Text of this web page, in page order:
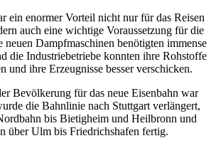
ein enormer Vorteil nicht nur für das Reisen
auch eine wichtige Voraussetzung für die
Dampfmaschinen benötigten immense
die Industriebetriebe konnten ihre Rohstoffe
und ihre Erzeugnisse besser verschicken.
Bevölkerung für das neue Eisenbahn war
die Bahnlinie nach Stuttgart verlängert,
bis Bietigheim und Heilbronn und
über Ulm bis Friedrichshafen fertig.